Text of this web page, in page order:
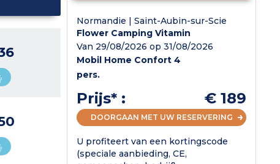
Normandie | Saint-Aubin-sur-Scie
Flower Camping Vitamin
Van 29/08/2026 op 31/08/2026
Mobil Home Confort 4
pers.
Prijs* : € 189
DOORGAAN MET UW RESERVERING
U profiteert van een kortingscode
(speciale aanbieding, CE,